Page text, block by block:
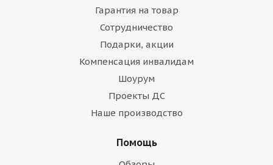
Гарантия на товар
Сотрудничество
Подарки, акции
Компенсация инвалидам
Шоурум
Проекты ДС
Наше производство
Помощь